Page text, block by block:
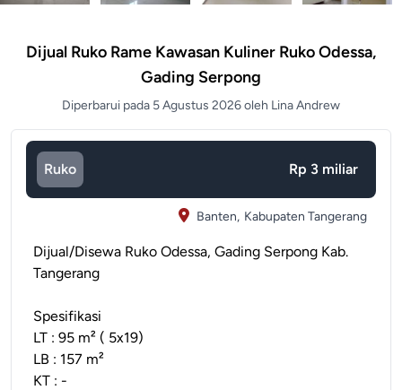
Dijual Ruko Rame Kawasan Kuliner Ruko Odessa,
Gading Serpong
Diperbarui pada 5 Agustus 2026 oleh Lina Andrew
Ruko Rp 3 miliar
Banten, Kabupaten Tangerang
Dijual/Disewa Ruko Odessa, Gading Serpong Kab.
Tangerang
Spesifikasi
LT : 95 m² ( 5x19)
LB : 157 m²
KT : -